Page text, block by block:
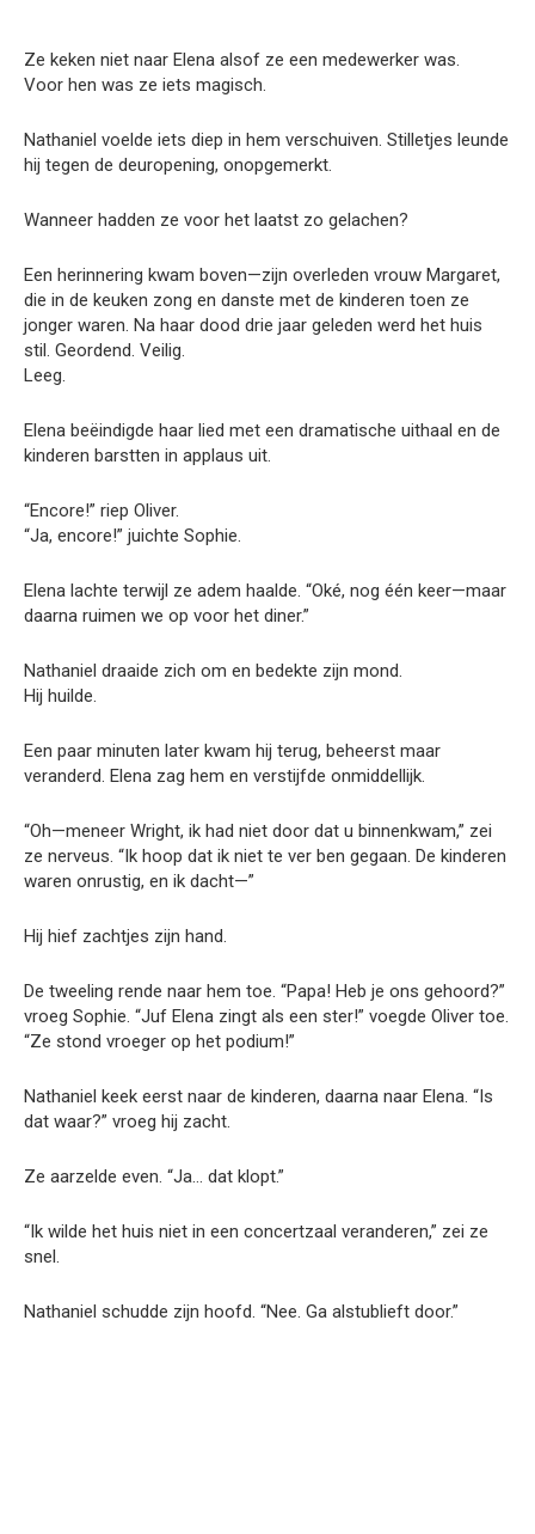
Ze keken niet naar Elena alsof ze een medewerker was.
Voor hen was ze iets magisch.
Nathaniel voelde iets diep in hem verschuiven. Stilletjes leunde
hij tegen de deuropening, onopgemerkt.
Wanneer hadden ze voor het laatst zo gelachen?
Een herinnering kwam boven—zijn overleden vrouw Margaret,
die in de keuken zong en danste met de kinderen toen ze
jonger waren. Na haar dood drie jaar geleden werd het huis
stil. Geordend. Veilig.
Leeg.
Elena beëindigde haar lied met een dramatische uithaal en de
kinderen barstten in applaus uit.
“Encore!” riep Oliver.
“Ja, encore!” juichte Sophie.
Elena lachte terwijl ze adem haalde. “Oké, nog één keer—maar
daarna ruimen we op voor het diner.”
Nathaniel draaide zich om en bedekte zijn mond.
Hij huilde.
Een paar minuten later kwam hij terug, beheerst maar
veranderd. Elena zag hem en verstijfde onmiddellijk.
“Oh—meneer Wright, ik had niet door dat u binnenkwam,” zei
ze nerveus. “Ik hoop dat ik niet te ver ben gegaan. De kinderen
waren onrustig, en ik dacht—”
Hij hief zachtjes zijn hand.
De tweeling rende naar hem toe. “Papa! Heb je ons gehoord?”
vroeg Sophie. “Juf Elena zingt als een ster!” voegde Oliver toe.
“Ze stond vroeger op het podium!”
Nathaniel keek eerst naar de kinderen, daarna naar Elena. “Is
dat waar?” vroeg hij zacht.
Ze aarzelde even. “Ja… dat klopt.”
“Ik wilde het huis niet in een concertzaal veranderen,” zei ze
snel.
Nathaniel schudde zijn hoofd. “Nee. Ga alstublieft door.”